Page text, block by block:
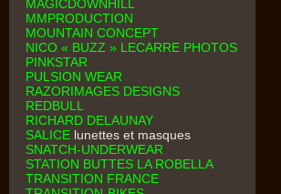
MAGICDOWNHILL
MMPRODUCTION
MOUNTAIN CONCEPT
NICO « BUZZ » LECARRE PHOTOS
PINKSTAR
PULSION WEAR
RAZORIMAGES DESIGNS
REDBULL
RICHARD DELAUNAY
SALICE lunettes et masques
SNATCH-UNDERWEAR
STATION BUTTES LA ROBELLA
TRANSITION FRANCE